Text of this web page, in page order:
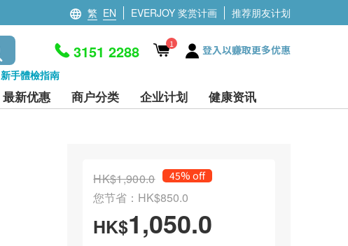
繁 EN EVERJOY 奖赏计画 推荐朋友计划
新手體檢指南
3151 2288 1 登入以赚取更多优惠
最新优惠 商户分类 企业计划 健康资讯
HK$1,900.0 45% off
您节省：HK$850.0
HK$1,050.0